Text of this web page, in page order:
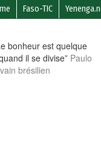
Faso-TIC
bonheur est quelque
il se divise” Paulo
brésilien